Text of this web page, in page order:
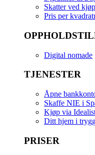
Skatter ved kjøp
Pris per
Digital nomade
TJENESTER
Åpne
Skaffe NIE i
Kjøp via
Ditt hjem i
PRISER